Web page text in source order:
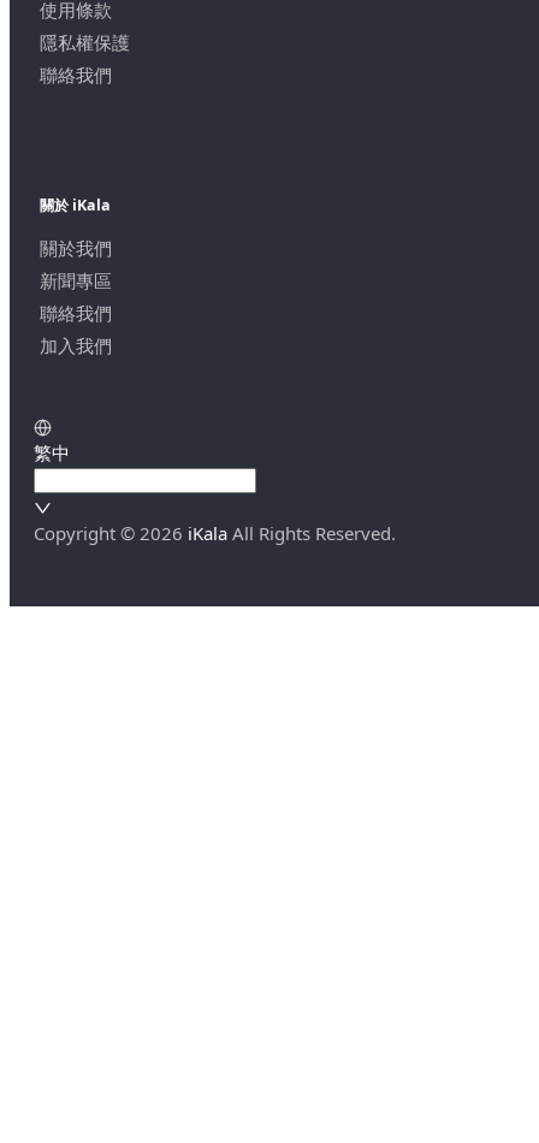
使用條款
隱私權保護
聯絡我們
關於 iKala
關於我們
新聞專區
聯絡我們
加入我們
繁中
Copyright © 2026 iKala All Rights Reserved.